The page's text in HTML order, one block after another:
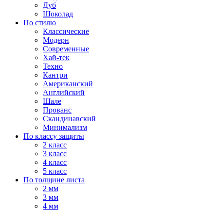
Дуб
Шоколад
По стилю
Классические
Модерн
Современные
Хай-тек
Техно
Кантри
Американский
Английский
Шале
Прованс
Скандинавский
Минимализм
По классу защиты
2 класс
3 класс
4 класс
5 класс
По толщине листа
2 мм
3 мм
4 мм